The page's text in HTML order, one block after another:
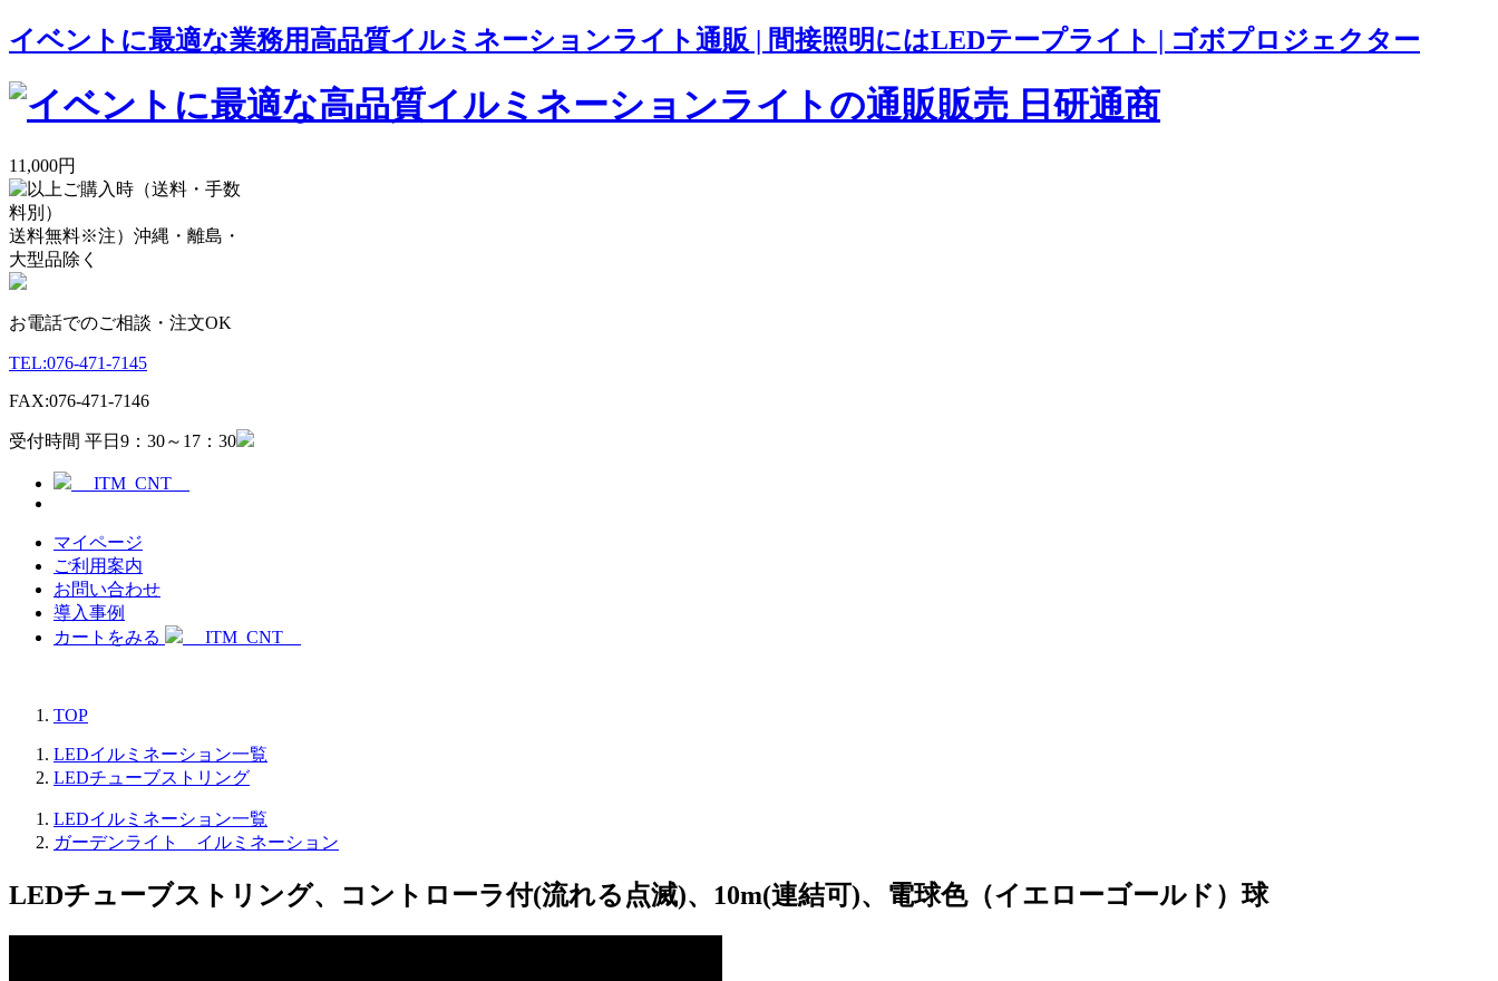
イベントに最適な業務用高品質イルミネーションライト通販 | 間接照明にはLEDテープライト | ゴボプロジェクター
11,000円
送料無料※注）沖縄・離島・
大型品除く
お電話でのご相談・注文OK
TEL:076-471-7145
FAX:076-471-7146
受付時間 平日9：30～17：30
__ITM_CNT__
マイページ
ご利用案内
お問い合わせ
導入事例
カートをみる
__ITM_CNT__
TOP
LEDイルミネーション一覧
LEDチューブストリング
LEDイルミネーション一覧
ガーデンライト イルミネーション
LEDチューブストリング、コントローラ付(流れる点滅)、10m(連結可)、電球色（イエローゴールド）球